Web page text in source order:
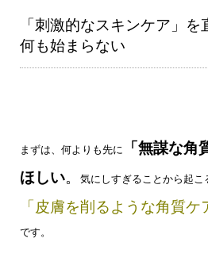
「刺激的なスキンケア」
何も始まらない
まずは、何よりも先に
「無謀な角
ほしい。 気にしすぎることから起こ
「皮膚を削るような角質ケ
です。